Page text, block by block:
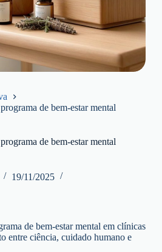
de bem-estar mental
de bem-estar mental
19/11/2025
de bem-estar mental em clínicas
entre ciência, cuidado humano e